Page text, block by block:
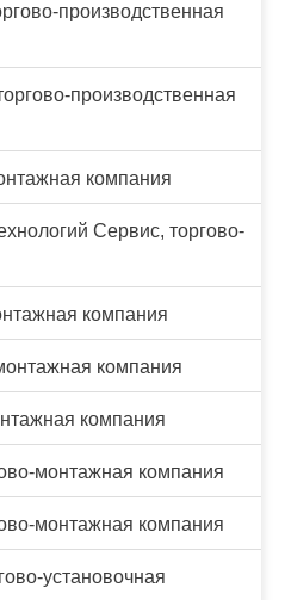
производственная
производственная
компания
Сервис, торгово-
компания
компания
компания
монтажная компания
монтажная компания
установочная